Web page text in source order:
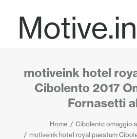
Projects
Journal
motiveink hotel
Cibolento 2017
Fornasetti
Home
Cibolento omaggio
motiveink hotel royal paestum